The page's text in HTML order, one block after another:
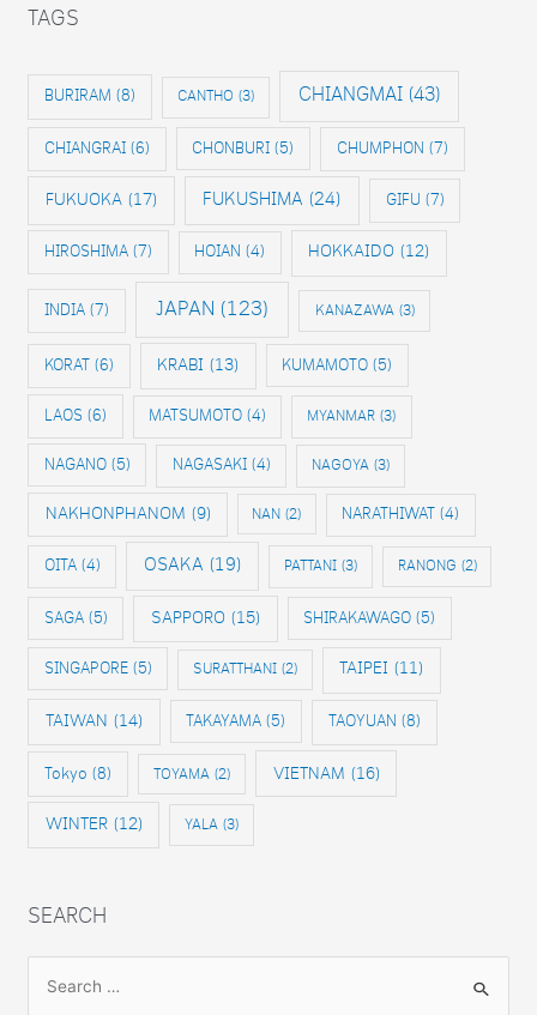
TAGS
BURIRAM (8) CANTHO (3) CHIANGMAI (43)
CHIANGRAI (6) CHONBURI (5) CHUMPHON (7)
FUKUOKA (17) FUKUSHIMA (24) GIFU (7)
HIROSHIMA (7) HOIAN (4) HOKKAIDO (12)
INDIA (7) JAPAN (123) KANAZAWA(3)
KORAT (6) KRABI (13) KUMAMOTO (5)
LAOS (6) MATSUMOTO (4) MYANMAR (3)
NAGANO(5) NAGASAKI(4) NAGOYA (3)
NAKHONPHANOM (9) NAN (2) NARATHIWAT (4)
OITA(4) OSAKA (19) PATTANI (3) RANONG (2)
SAGA(5) SAPPORO (15) SHIRAKAWAGO (5)
SINGAPORE(5) SURATTHANI (2) TAIPEI (11)
TAIWAN (14) TAKAYAMA (5) TAOYUAN (8)
Tokyo (8) TOYAMA (2) VIETNAM (16)
WINTER(12) YALA (3)
SEARCH